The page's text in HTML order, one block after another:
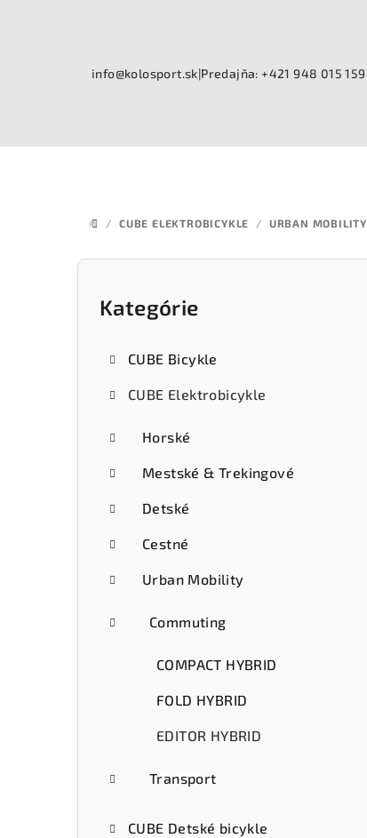
info@kolosport.sk|Predajňa: +421 948 015 159
DOMOV
/ CUBE ELEKTROBICYKLE / URBAN MOBILITY
Preskočiť
Kategórie
CUBE Bicykle
CUBE Elektrobicykle
Horské
Mestské & Trekingové
Detské
Cestné
Urban Mobility
Commuting
COMPACT HYBRID
FOLD HYBRID
EDITOR HYBRID
Transport
CUBE Detské bicykle